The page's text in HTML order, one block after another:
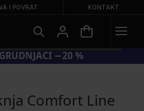
I POVRAT KONTAKT
−20 %
Comfort Line